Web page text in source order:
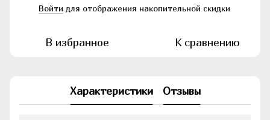
Войти для отображения накопительной скидки
В избранное К сравнению
Характеристики Отзывы